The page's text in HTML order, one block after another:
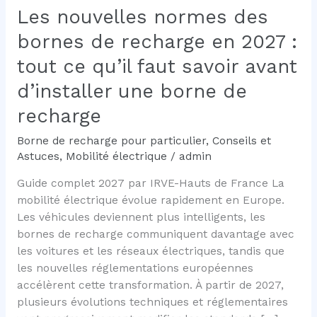
Les nouvelles normes des
bornes de recharge en 2027 :
tout ce qu’il faut savoir avant
d’installer une borne de
recharge
Borne de recharge pour particulier, Conseils et
Astuces, Mobilité électrique / admin
Guide complet 2027 par IRVE-Hauts de France La
mobilité électrique évolue rapidement en Europe.
Les véhicules deviennent plus intelligents, les
bornes de recharge communiquent davantage avec
les voitures et les réseaux électriques, tandis que
les nouvelles réglementations européennes
accélèrent cette transformation. À partir de 2027,
plusieurs évolutions techniques et réglementaires